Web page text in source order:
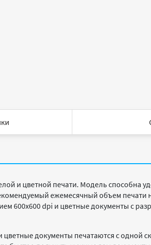
и цветной печати. Модель способна
ежемесячный объем печати
600x600 dpi и цветные документы с
документы печатаются с одной